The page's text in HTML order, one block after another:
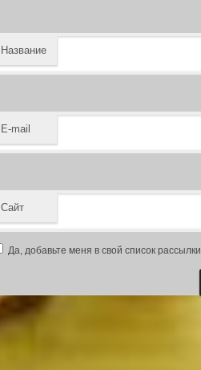
Название
E-mail
Сайт
Да, добавьте меня в свой список рассылки